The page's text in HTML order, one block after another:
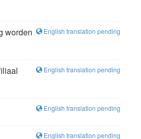
English translation pending
worden
English translation pending
English translation pending
English translation pending